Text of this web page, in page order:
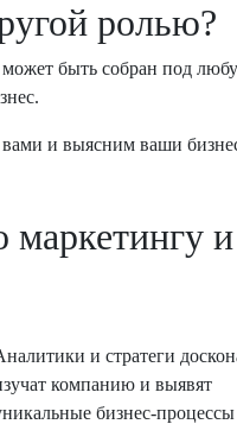
ролью?
может быть собран под
и выясним ваши
маркетингу
и стратеги
компанию и выявят
бизнес-процессы